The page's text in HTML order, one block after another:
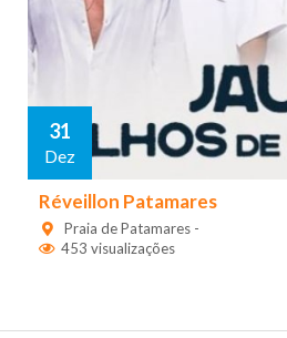
31
Dez
Réveillon Patamares
Praia de Patamares -
453 visualizações